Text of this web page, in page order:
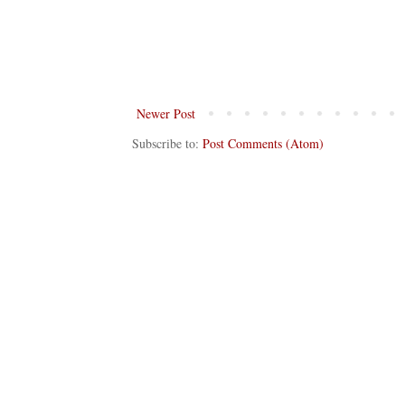
Newer Post
Subscribe to: Post Comments (Atom)